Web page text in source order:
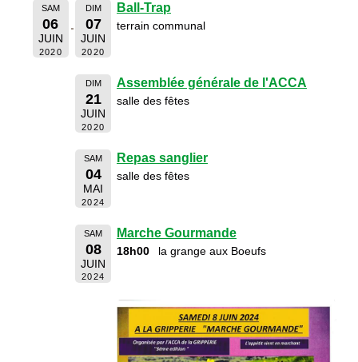
SAM
06
JUIN
2020
DIM
07
JUIN
2020
Ball-Trap
terrain communal
DIM
21
JUIN
2020
Assemblée générale de l'ACCA
salle des fêtes
SAM
04
MAI
2024
Repas sanglier
salle des fêtes
SAM
08
JUIN
2024
Marche Gourmande
18h00 la grange aux Boeufs